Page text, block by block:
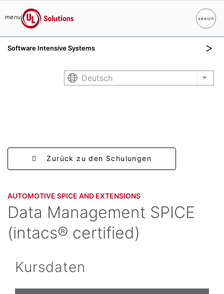
menu
UL Solutions
search
Suche
Software Intensive Systems
Deutsch List
Zurück zu den Schulungen
AUTOMOTIVE SPICE AND EXTENSIONS
Data Management SPICE
(intacs® certified)
Kursdaten